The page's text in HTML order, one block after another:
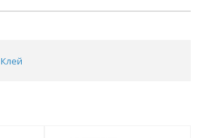
Клей